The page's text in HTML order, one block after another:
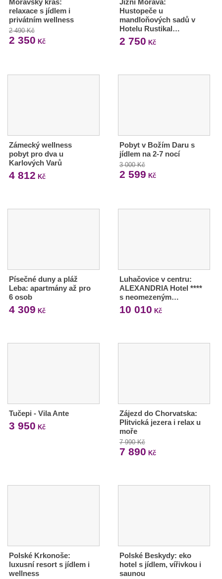
relaxace s jídlem i
privátním wellness
2 490 Kč
2 350 Kč
Hustopeče u
mandloňových sadů v
Hotelu Rustikal…
2 750 Kč
Zámecký wellness
pobyt pro dva u
Karlových Varů
4 812 Kč
Pobyt v Božím Daru s
jídlem na 2-7 nocí
3 000 Kč
2 599 Kč
Písečné duny a pláž
Leba: apartmány až pro
6 osob
4 309 Kč
Luhačovice v centru:
ALEXANDRIA Hotel ****
s neomezeným…
10 010 Kč
Tučepi - Vila Ante
3 950 Kč
Zájezd do Chorvatska:
Plitvická jezera i relax u
moře
7 990 Kč
7 890 Kč
Polské Krkonoše:
luxusní resort s jídlem i
wellness
Polské Beskydy: eko
hotel s jídlem, vířivkou i
saunou